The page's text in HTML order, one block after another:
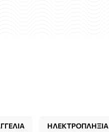
ΗΛΕΚΤΡΟΠΛΗΞΙΑ